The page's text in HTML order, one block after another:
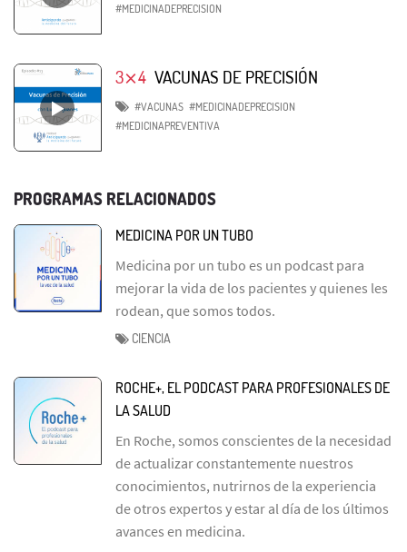
#MEDICINADEPRECISION
3⨯4 VACUNAS DE PRECISIÓN
#VACUNAS #MEDICINADEPRECISION
#MEDICINAPREVENTIVA
PROGRAMAS RELACIONADOS
MEDICINA POR UN TUBO
Medicina por un tubo es un podcast para
mejorar la vida de los pacientes y quienes les
rodean, que somos todos.
CIENCIA
ROCHE+, EL PODCAST PARA PROFESIONALES DE
LA SALUD
En Roche, somos conscientes de la necesidad
de actualizar constantemente nuestros
conocimientos, nutrirnos de la experiencia
de otros expertos y estar al día de los últimos
avances en medicina.